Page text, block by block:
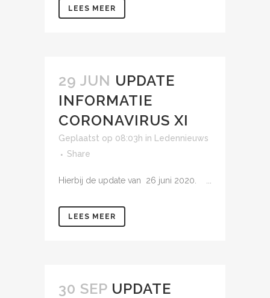
LEES MEER
29 JUN UPDATE
INFORMATIE
CORONAVIRUS XI
Geplaatst op 08:03h in
Ledennieuws
Share
Hierbij de update van 26 juni 2020. ...
LEES MEER
30 SEP UPDATE